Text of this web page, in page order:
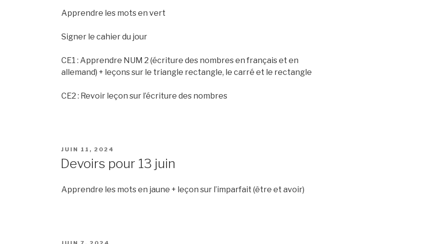
Apprendre les mots en vert
Signer le cahier du jour
CE1 : Apprendre NUM 2 (écriture des nombres en français et en
allemand) + leçons sur le triangle rectangle, le carré et le rectangle
CE2 : Revoir leçon sur l’écriture des nombres
PUBLIÉ
JUIN 11, 2024
Devoirs pour 13 juin
Apprendre les mots en jaune + leçon sur l’imparfait (être et avoir)
PUBLIÉ